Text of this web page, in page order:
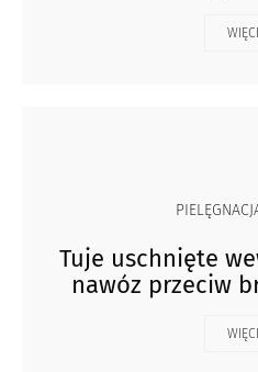
Tuje uschnięte
nawóz przeciw